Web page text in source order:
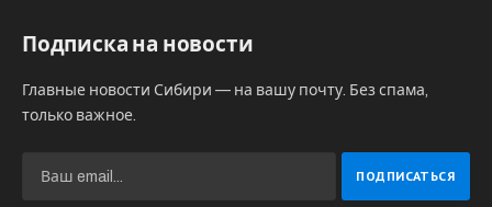
«Дальневосточный финал. От войны к
документы и артефакты.
Спустя 80 лет после разгрома милитаристской
Японии, в историческом парке «Россия – Моя